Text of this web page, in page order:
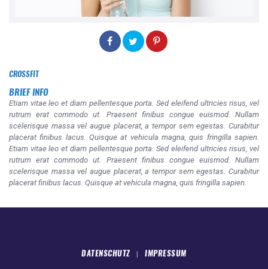
CROSSFIT
BRIEF INFO
Etiam vitae leo et diam pellentesque porta. Sed eleifend ultricies risus, vel
rutrum erat commodo ut. Praesent finibus congue euismod. Nullam
scelerisque massa vel augue placerat, a tempor sem egestas. Curabitur
placerat finibus lacus. Quisque at vehicula magna, quis fringilla sapien.
Etiam vitae leo et diam pellentesque porta. Sed eleifend ultricies risus, vel
rutrum erat commodo ut. Praesent finibus congue euismod. Nullam
scelerisque massa vel augue placerat, a tempor sem egestas. Curabitur
placerat finibus lacus. Quisque at vehicula magna, quis fringilla sapien.
DATENSCHUTZ |IMPRESSUM